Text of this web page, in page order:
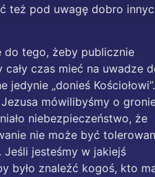
też pod uwagę dobro
do tego, żeby publicznie
czas mieć na uwadze
„donieś
mówilibyśmy o
niebezpieczeństwo, że
nie może być
Jeśli jesteśmy w jakiejś
było znaleźć kogoś, kto